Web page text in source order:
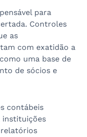
para
Controles
as
com exatidão a
uma base de
de sócios e
contábeis
instituições